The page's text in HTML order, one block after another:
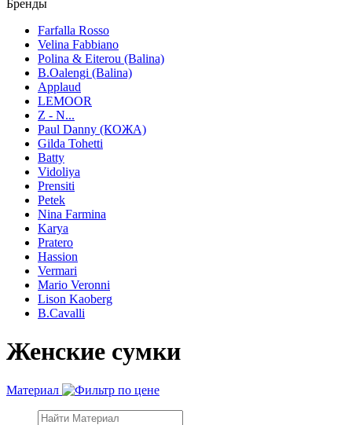
Бренды
Farfalla Rosso
Velina Fabbiano
Polina & Eiterou (Balina)
B.Oalengi (Balina)
Applaud
LEMOOR
Z - N...
Paul Danny (КОЖА)
Gilda Tohetti
Batty
Vidoliya
Prensiti
Petek
Nina Farmina
Karya
Pratero
Hassion
Vermari
Mario Veronni
Lison Kaoberg
B.Cavalli
Женские сумки
Материал